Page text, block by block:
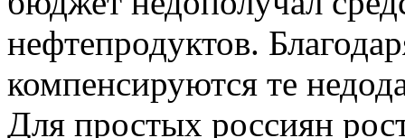
нефтепродуктов.
компенсируются те
Для простых россиян